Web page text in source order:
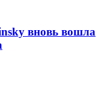
вновь вошла